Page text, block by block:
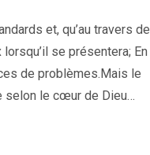
et, qu’au travers de
se présentera; En
de problèmes.Mais le
selon le cœur de Dieu…